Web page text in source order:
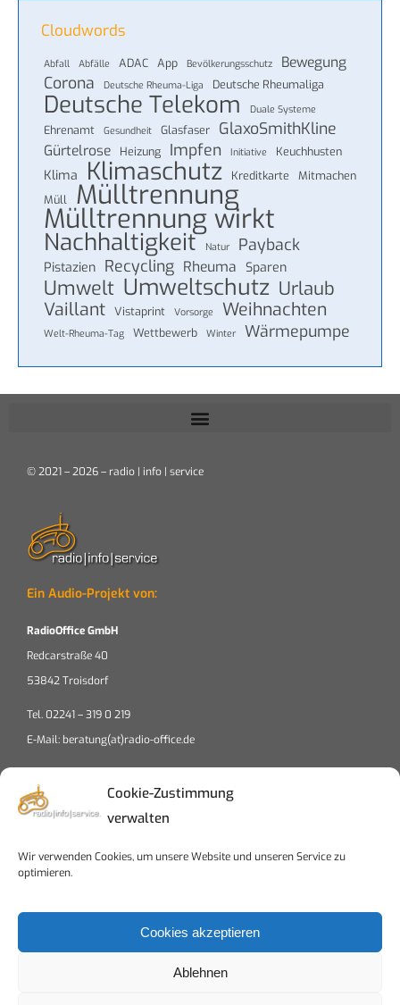
Cookie-Zustimmung
verwalten
Wir verwenden Cookies, um unsere Website und unseren Service zu
optimieren.
Cookies akzeptieren
Ablehnen
Cloudwords
Abfall Abfälle ADAC App Bevölkerungsschutz Bewegung
Corona Deutsche Rheuma-Liga Deutsche Rheumaliga
Deutsche Telekom Duale Systeme
Ehrenamt Gesundheit Glasfaser GlaxoSmithKline
Gürtelrose Heizung Impfen Initiative Keuchhusten
Klima Klimaschutz Kreditkarte
Mitmachen
Müll
Mülltrennung
Mülltrennung wirkt
Nachhaltigkeit Natur Payback
Pistazien Recycling Rheuma Sparen
Umwelt Umweltschutz Urlaub
Vaillant Vistaprint Vorsorge Weihnachten
Welt-Rheuma-Tag Wettbewerb Winter Wärmepumpe
© 2021 – 2026 – radio | info | service
Ein Audio-Projekt von:
RadioOffice GmbH
Redcarstraße 40
53842 Troisdorf
Tel. 02241 – 319 0 219
E-Mail: beratung(at)radio-office.de
Cookierichtlinien
Ich stimme zu